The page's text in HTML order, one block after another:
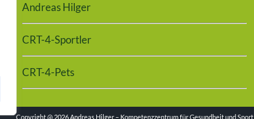
Andreas Hilger
CRT-4-Sportler
CRT-4-Pets
Copyright @ 2026 Andreas Hilger – Kompetenzzentrum für Gesundheit und Sport